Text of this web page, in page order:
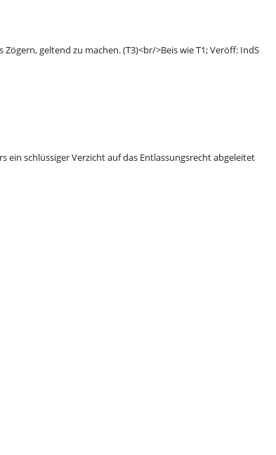
geltend zu machen. (T3)<br/>Beis wie T1; Veröff: IndS
schlüssiger Verzicht auf das Entlassungsrecht abgeleitet